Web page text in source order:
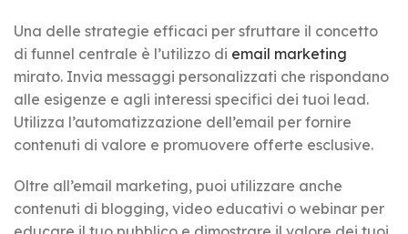
Una delle strategie efficaci per sfruttare il concetto
di funnel centrale è l’utilizzo di email marketing
mirato. Invia messaggi personalizzati che rispondano
alle esigenze e agli interessi specifici dei tuoi lead.
Utilizza l’automatizzazione dell’email per fornire
contenuti di valore e promuovere offerte esclusive.
Oltre all’email marketing, puoi utilizzare anche
contenuti di blogging, video educativi o webinar per